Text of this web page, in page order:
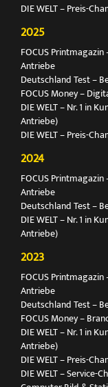
DIE WELT – Preis-
2025
FOCUS
Antriebe
Deutschland Test –
FOCUS Money –
DIE WELT – Nr. 1 in
Antriebe)
DIE WELT – Preis-
2024
FOCUS
Antriebe
Deutschland Test –
DIE WELT – Nr. 1 in
Antriebe)
2023
FOCUS
Antriebe
Deutschland Test –
FOCUS Money –
DIE WELT – Nr. 1 in
Antriebe)
DIE WELT – Preis-
DIE WELT –